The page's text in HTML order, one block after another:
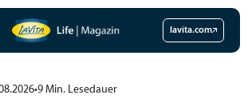
lavita.com
•9 Min. Lesedauer